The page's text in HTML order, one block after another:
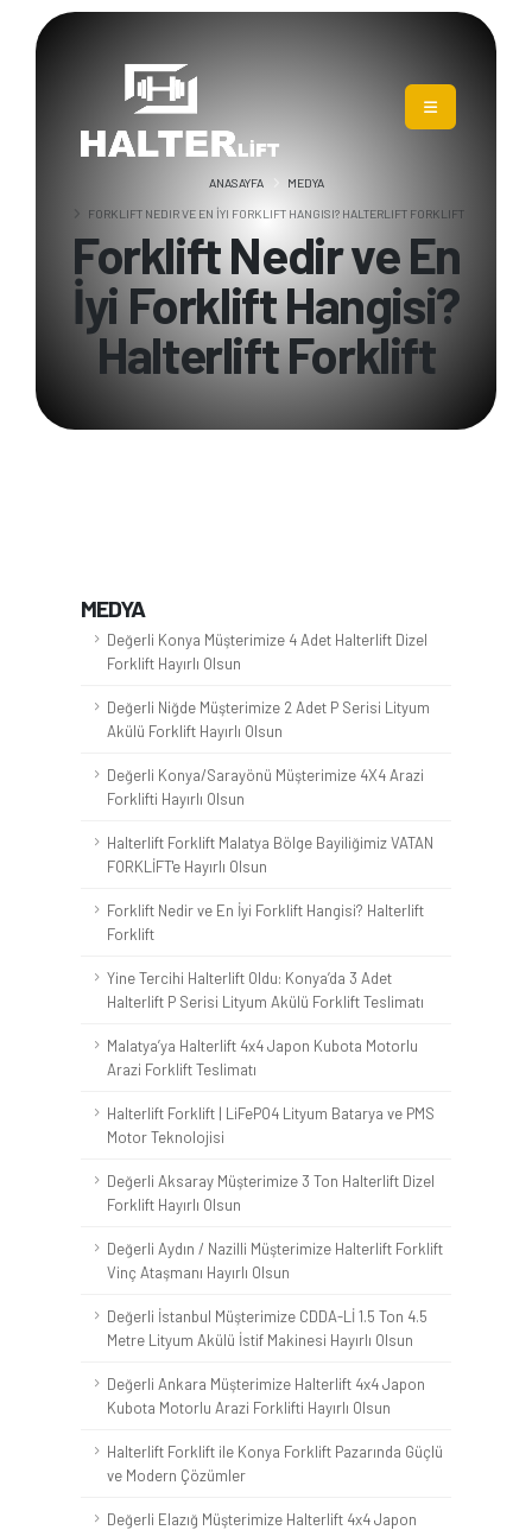
Forklift Nedir ve En
İyi Forklift Hangisi?
Halterlift Forklift
ANASAYFA MEDYA
FORKLIFT NEDIR VE EN İYI FORKLIFT HANGISI? HALTERLIFT FORKLIFT
MEDYA
Değerli Konya Müşterimize 4 Adet Halterlift Dizel
Forklift Hayırlı Olsun
Değerli Niğde Müşterimize 2 Adet P Serisi Lityum
Akülü Forklift Hayırlı Olsun
Değerli Konya/Sarayönü Müşterimize 4X4 Arazi
Forklifti Hayırlı Olsun
Halterlift Forklift Malatya Bölge Bayiliğimiz VATAN
FORKLİFT'e Hayırlı Olsun
Forklift Nedir ve En İyi Forklift Hangisi? Halterlift
Forklift
Yine Tercihi Halterlift Oldu: Konya’da 3 Adet
Halterlift P Serisi Lityum Akülü Forklift Teslimatı
Malatya’ya Halterlift 4x4 Japon Kubota Motorlu
Arazi Forklift Teslimatı
Halterlift Forklift | LiFePO4 Lityum Batarya ve PMS
Motor Teknolojisi
Değerli Aksaray Müşterimize 3 Ton Halterlift Dizel
Forklift Hayırlı Olsun
Değerli Aydın / Nazilli Müşterimize Halterlift Forklift
Vinç Ataşmanı Hayırlı Olsun
Değerli İstanbul Müşterimize CDDA-Lİ 1.5 Ton 4.5
Metre Lityum Akülü İstif Makinesi Hayırlı Olsun
Değerli Ankara Müşterimize Halterlift 4x4 Japon
Kubota Motorlu Arazi Forklifti Hayırlı Olsun
Halterlift Forklift ile Konya Forklift Pazarında Güçlü
ve Modern Çözümler
Değerli Elazığ Müşterimize Halterlift 4x4 Japon